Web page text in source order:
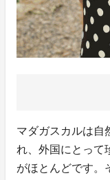
Grace
マダガスカルは自
れ、外国にとって
がほとんどです。